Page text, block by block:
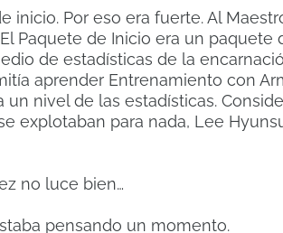
inicio. Por eso era fuerte. Al
Paquete de Inicio era un
de estadísticas de la
aprender Entrenamiento con
un nivel de las estadísticas.
explotaban para nada, Lee
no luce bien…
pensando un momento.